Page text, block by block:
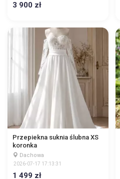
3 900 zł
Przepiekna suknia ślubna XS
koronka
Dachowa
2026-07-17 17:13:31
1 499 zł